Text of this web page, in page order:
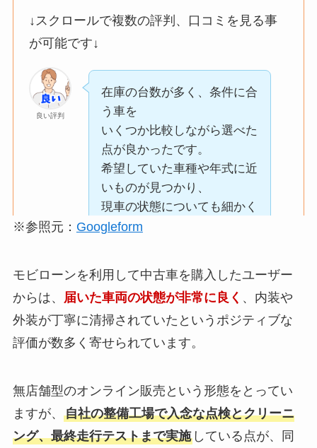
全体的に対応が丁寧
信用情報に問題があ
っても、
申し込みができたの
でとても助かりまし
た。
毎月の返済額も少額
で払えてるので良か
良い評判
金利や余計な手数料
がかからず、
支払総額が事前に分
安心して契約でき
た。
追加費用の説明も明
説明してもらえたので
安心感がありました。
納得した上で購入を決めるこ
とができました。
希望する車種があり、
状態もとても良かったこと、
キレイだったことがいいとお
もいましたね。
良い評判
希望していた車種が在庫にあ
り、
実際に見せてもらうと状態が
とても良くて驚きました。
もし在庫がなかった場合も取
選択肢が多く安心できまし
た。
正直審査が通るか心配でした
事前に丁寧な説明があり、
どのような流れで進むのかを
理解した上で
申し込めたのが良かったで
す。
実際の審査結果も想像してい
たより早く出て、
無駄に待たされることがなく
安心できました。
結果的に希望していた車を購
とても助かりました。
信用情報に問題があっても、
一安心しました。
また、信頼回復もできて良か
った。
↓スクロールで複数の評判、口コミを見る事
が可能です↓
良い評判
在庫の台数が多く、条件に合
う車を
いくつか比較しながら選べた
点が良かったです。
希望していた車種や年式に近
いものが見つかり、
現車の状態についても細かく
説明してもらえたので
納得した上で購入を決めるこ
とができました。
良い評判
状態もとても良かったこと、
キレイだったことがいいとお
もいましたね。
※参照元： Googleform
モビローンを利用して中古車を購入したユーザー
からは、 届いた車両の状態が非常に良く 、内装や
外装が丁寧に清掃されていたというポジティブな
評価が数多く寄せられています。
無店舗型のオンライン販売という形態をとってい
ますが、 自社の整備工場で入念な点検とクリーニ
ング、最終走行テストまで実施している点が、同